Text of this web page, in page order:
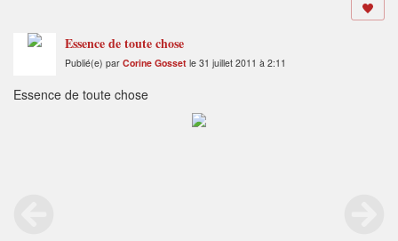
Essence de toute chose
Publié(e) par Corine Gosset le 31 juillet 2011 à 2:11
Essence de toute chose